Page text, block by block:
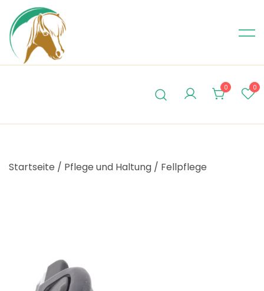
content
0 0
Startseite / Pflege und Haltung / Fellpflege